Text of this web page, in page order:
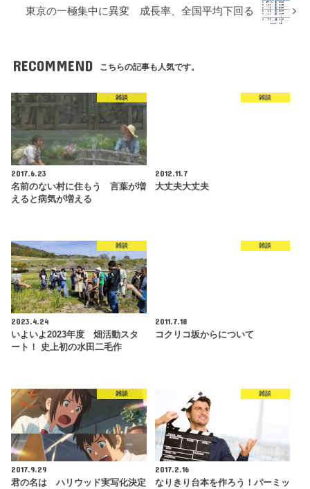
東京の一極集中に異変 成長率、全国平均下回る
RECOMMEND こちらの記事も人気です。
雑談
2017.6.23
名前のない村に住もう 言葉が増
えると病気が増える
雑談
2012.11.7
大丈夫大丈夫
雑談
2023.4.24
いよいよ2023年度 畑活動スタ
ート！ 史上初の水田二毛作
雑談
2011.7.18
コクリコ坂からについて
雑談
2017.9.29
君の名は ハリウッド実写化決定
雑談
2017.2.16
なりきり台本を作ろう！パーミッ